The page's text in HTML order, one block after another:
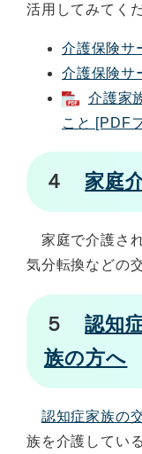
活用してみてく
介護保険サ
介護保険サ
介護家
こと [PDF
４家庭
家庭で介護さ
気分転換などの
５認知
族の方へ
認知症家族の
族を介護してい